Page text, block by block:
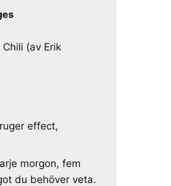
(av Erik
effect,
morgon, fem
du behöver veta.